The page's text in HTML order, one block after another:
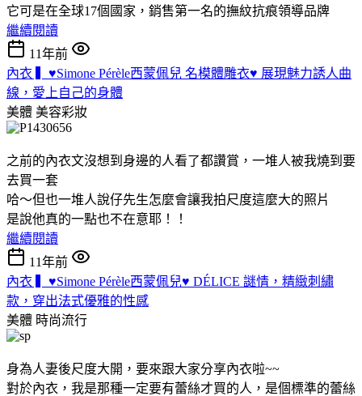
它可是在全球17個國家，銷售第一名的撫紋抗痕領導品牌
繼續閱讀
11年前
內衣 ▍♥Simone Pérèle西蒙佩兒 名模體雕衣♥ 展現魅力誘人曲
線，愛上自己的身體
美體 美容彩妝
之前的內衣文沒想到身邊的人看了都讚賞，一堆人被我燒到要
去買一套
哈～但也一堆人說仔先生怎麼會讓我拍尺度這麼大的照片
是說他真的一點也不在意耶！！
繼續閱讀
11年前
內衣 ▍♥Simone Pérèle西蒙佩兒♥ DÉLICE 謎情，精緻刺繡
款，穿出法式優雅的性感
美體 時尚流行
身為人妻後尺度大開，要來跟大家分享內衣啦~~
對於內衣，我是那種一定要有蕾絲才買的人，是個標準的蕾絲